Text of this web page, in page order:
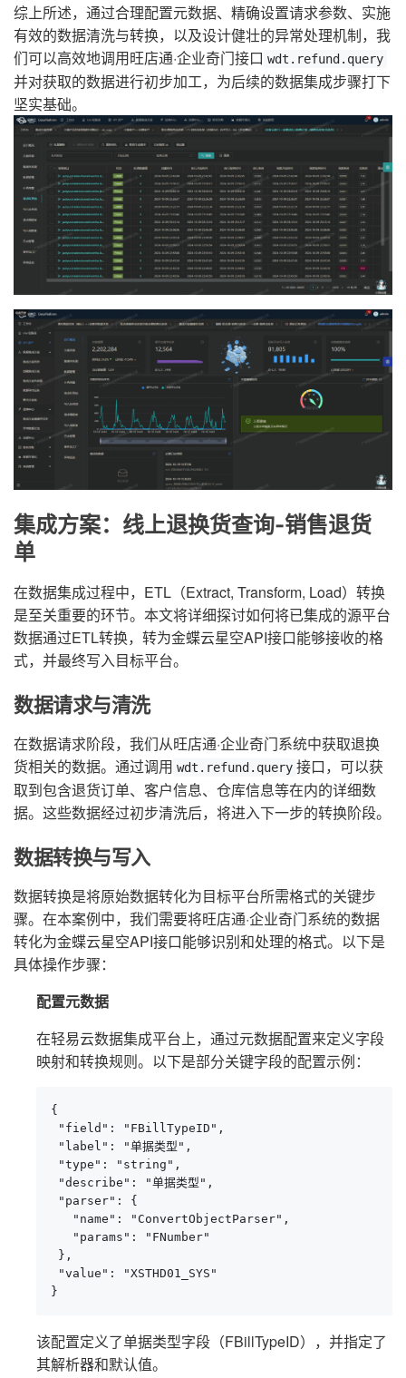
综上所述，通过合理配置元数据、精确设置请求参数、实施
有效的数据清洗与转换，以及设计健壮的异常处理机制，我
们可以高效地调用旺店通·企业奇门接口 wdt.refund.query
并对获取的数据进行初步加工，为后续的数据集成步骤打下
坚实基础。
集成方案：线上退换货查询-销售退货
单
在数据集成过程中，ETL（Extract, Transform, Load）转换
是至关重要的环节。本文将详细探讨如何将已集成的源平台
数据通过ETL转换，转为金蝶云星空API接口能够接收的格
式，并最终写入目标平台。
数据请求与清洗
在数据请求阶段，我们从旺店通·企业奇门系统中获取退换
货相关的数据。通过调用 wdt.refund.query 接口，可以获
取到包含退货订单、客户信息、仓库信息等在内的详细数
据。这些数据经过初步清洗后，将进入下一步的转换阶段。
数据转换与写入
数据转换是将原始数据转化为目标平台所需格式的关键步
骤。在本案例中，我们需要将旺店通·企业奇门系统的数据
转化为金蝶云星空API接口能够识别和处理的格式。以下是
具体操作步骤：
配置元数据
在轻易云数据集成平台上，通过元数据配置来定义字段
映射和转换规则。以下是部分关键字段的配置示例：
{
"field": "FBillTypeID",
"label": "单据类型",
"type": "string",
"describe": "单据类型",
"parser": {
   "name": "ConvertObjectParser",
   "params": "FNumber"
},
"value": "XSTHD01_SYS"
}
该配置定义了单据类型字段（FBillTypeID），并指定了
其解析器和默认值。